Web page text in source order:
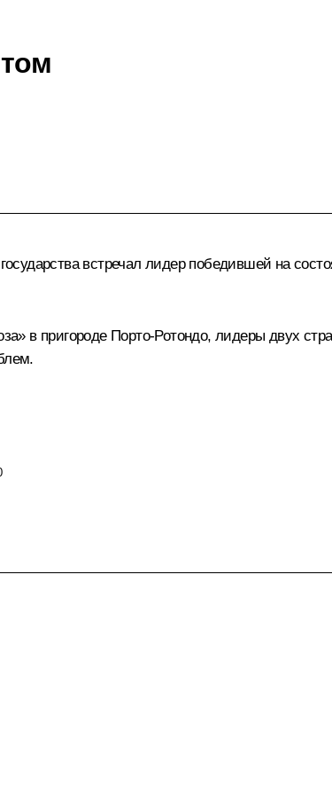
встречал лидер победившей на
в пригороде Порто-Ротондо, лидеры двух